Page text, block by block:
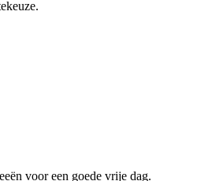
voor een goede vrije dag.